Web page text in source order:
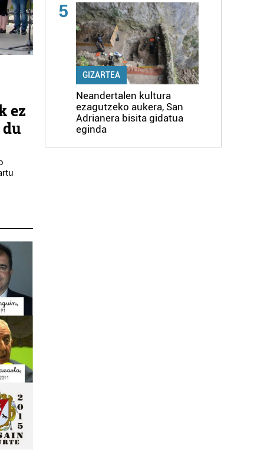
ez
5
GIZARTEA
Neandertalen kultura
ezagutzeko aukera, San
Adrianera bisita gidatua
eginda